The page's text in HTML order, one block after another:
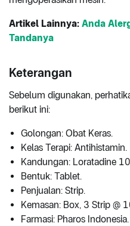
Artikel Lainnya: Anda
Tandanya
Keterangan
Sebelum digunakan,
berikut ini:
Golongan: Obat Keras.
Kelas Terapi: Antihistamin.
Kandungan: Loratadine
Bentuk: Tablet.
Penjualan: Strip.
Kemasan: Box, 3 Strip @
Farmasi: Pharos Indonesia.